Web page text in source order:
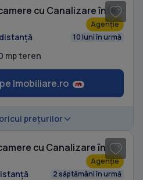
Casă individuală cu 2 camere cu Canalizare în Nicolina
Agenție
10 luni în urmă
mp teren
Imobiliare.ro
prețurilor
Casă individuală cu 5 camere cu Canalizare în Copou
Agenție
2 săptămâni în urmă